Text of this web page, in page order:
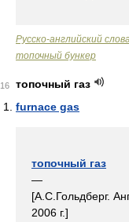
Русско-английский
топочный бункер
16
топочный газ
furnace gas
топочный газ
—
[А.С.Гольдберг.
2006 г.]